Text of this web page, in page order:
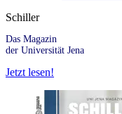
Schiller
Das Magazin
der Universität Jena
Jetzt lesen!